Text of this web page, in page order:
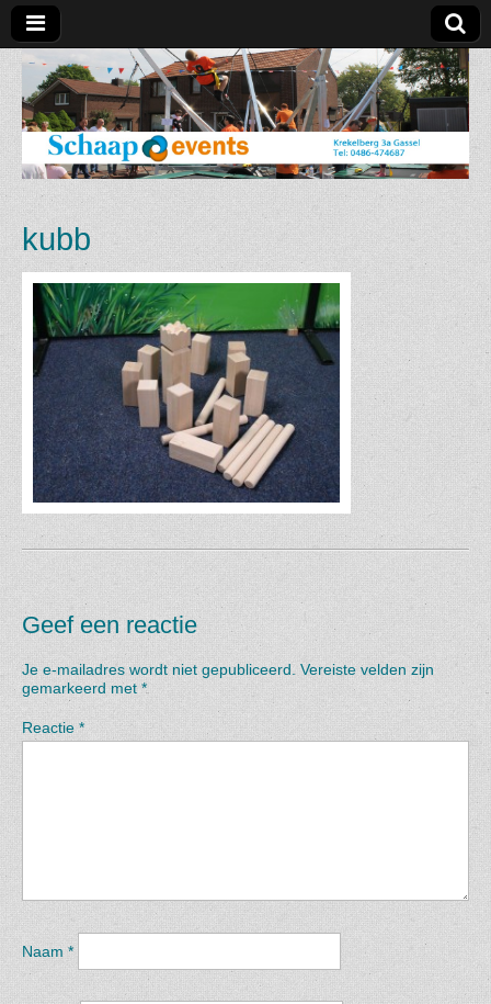
Schaap
Events
kubb
Geef een reactie
Je e-mailadres wordt niet gepubliceerd. Vereiste velden zijn
gemarkeerd met *
Reactie*
Naam*